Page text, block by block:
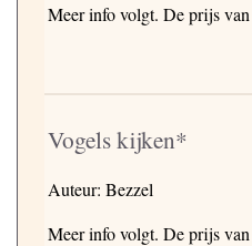
Meer info volgt. De prijs
Vogels kijken*
Auteur: Bezzel
Meer info volgt. De prijs